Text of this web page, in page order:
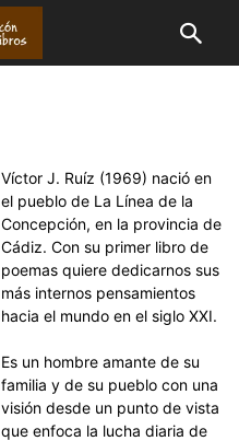
Víctor J. Ruíz (1969) nació en
el pueblo de La Línea de la
Concepción, en la provincia de
Cádiz. Con su primer libro de
poemas quiere dedicarnos sus
más internos pensamientos
hacia el mundo en el siglo XXI.
Es un hombre amante de su
familia y de su pueblo con una
visión desde un punto de vista
que enfoca la lucha diaria de